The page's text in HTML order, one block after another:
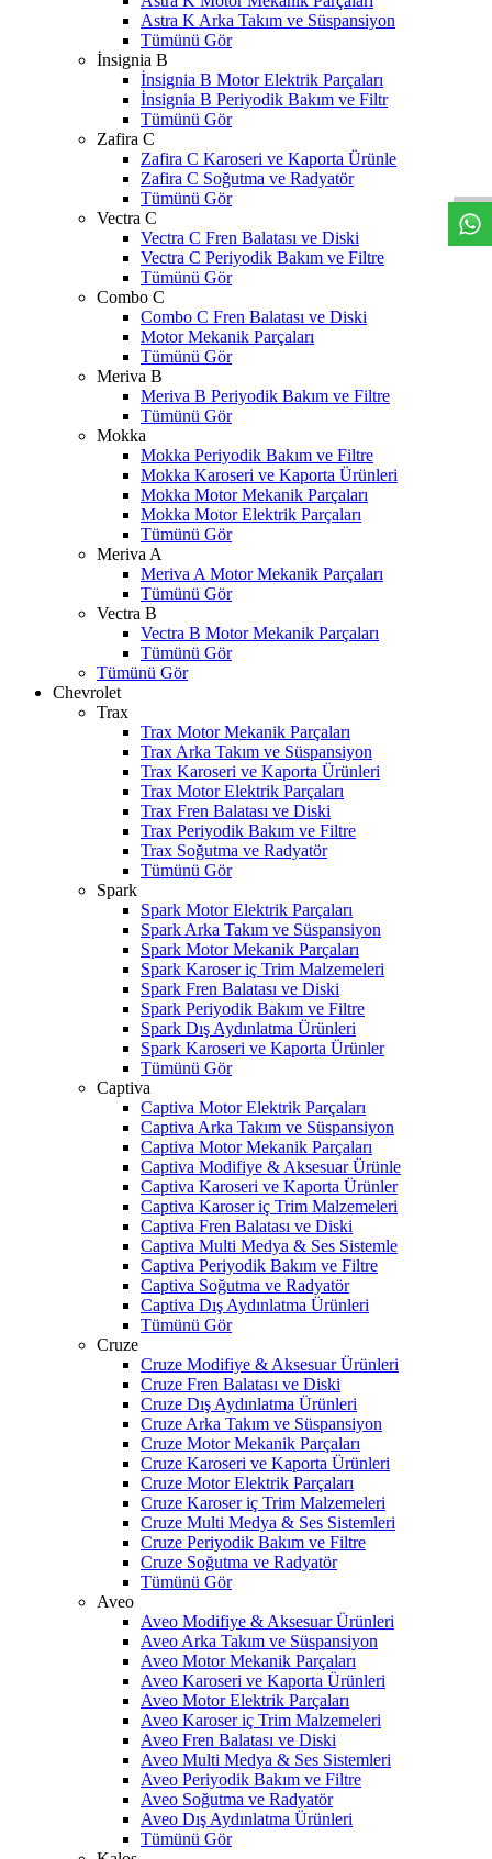
Astra K Arka Takım ve Süspansiyon
Tümünü Gör
İnsignia B
İnsignia B Motor Elektrik Parçaları
İnsignia B Periyodik Bakım ve Filtr
Tümünü Gör
Zafira C
Zafira C Karoseri ve Kaporta Ürünle
Zafira C Soğutma ve Radyatör
Tümünü Gör
Vectra C
Vectra C Fren Balatası ve Diski
Vectra C Periyodik Bakım ve Filtre
Tümünü Gör
Combo C
Combo C Fren Balatası ve Diski
Motor Mekanik Parçaları
Tümünü Gör
Meriva B
Meriva B Periyodik Bakım ve Filtre
Tümünü Gör
Mokka
Mokka Periyodik Bakım ve Filtre
Mokka Karoseri ve Kaporta Ürünleri
Mokka Motor Mekanik Parçaları
Mokka Motor Elektrik Parçaları
Tümünü Gör
Meriva A
Meriva A Motor Mekanik Parçaları
Tümünü Gör
Vectra B
Vectra B Motor Mekanik Parçaları
Tümünü Gör
Tümünü Gör
Chevrolet
Trax
Trax Motor Mekanik Parçaları
Trax Arka Takım ve Süspansiyon
Trax Karoseri ve Kaporta Ürünleri
Trax Motor Elektrik Parçaları
Trax Fren Balatası ve Diski
Trax Periyodik Bakım ve Filtre
Trax Soğutma ve Radyatör
Tümünü Gör
Spark
Spark Motor Elektrik Parçaları
Spark Arka Takım ve Süspansiyon
Spark Motor Mekanik Parçaları
Spark Karoser iç Trim Malzemeleri
Spark Fren Balatası ve Diski
Spark Periyodik Bakım ve Filtre
Spark Dış Aydınlatma Ürünleri
Spark Karoseri ve Kaporta Ürünler
Tümünü Gör
Captiva
Captiva Motor Elektrik Parçaları
Captiva Arka Takım ve Süspansiyon
Captiva Motor Mekanik Parçaları
Captiva Modifiye & Aksesuar Ürünle
Captiva Karoseri ve Kaporta Ürünler
Captiva Karoser iç Trim Malzemeleri
Captiva Fren Balatası ve Diski
Captiva Multi Medya & Ses Sistemle
Captiva Periyodik Bakım ve Filtre
Captiva Soğutma ve Radyatör
Captiva Dış Aydınlatma Ürünleri
Tümünü Gör
Cruze
Cruze Modifiye & Aksesuar Ürünleri
Cruze Fren Balatası ve Diski
Cruze Dış Aydınlatma Ürünleri
Cruze Arka Takım ve Süspansiyon
Cruze Motor Mekanik Parçaları
Cruze Karoseri ve Kaporta Ürünleri
Cruze Motor Elektrik Parçaları
Cruze Karoser iç Trim Malzemeleri
Cruze Multi Medya & Ses Sistemleri
Cruze Periyodik Bakım ve Filtre
Cruze Soğutma ve Radyatör
Tümünü Gör
Aveo
Aveo Modifiye & Aksesuar Ürünleri
Aveo Arka Takım ve Süspansiyon
Aveo Motor Mekanik Parçaları
Aveo Karoseri ve Kaporta Ürünleri
Aveo Motor Elektrik Parçaları
Aveo Karoser iç Trim Malzemeleri
Aveo Fren Balatası ve Diski
Aveo Multi Medya & Ses Sistemleri
Aveo Periyodik Bakım ve Filtre
Aveo Soğutma ve Radyatör
Aveo Dış Aydınlatma Ürünleri
Tümünü Gör